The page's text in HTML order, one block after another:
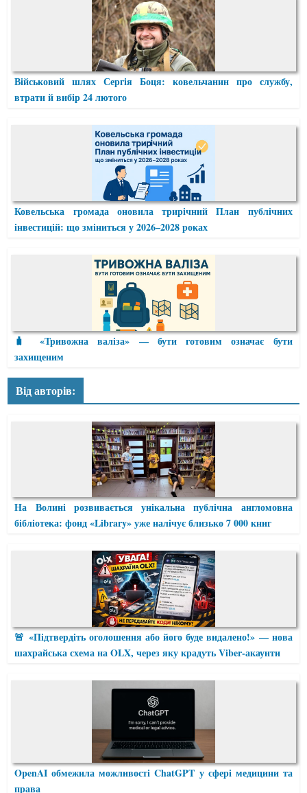
Військовий шлях Сергія Боця: ковельчанин про службу,
втрати й вибір 24 лютого
Ковельська громада оновила трирічний План публічних
інвестицій: що зміниться у 2026–2028 роках
🧳 «Тривожна валіза» — бути готовим означає бути
захищеним
Від авторів:
На Волині розвивається унікальна публічна англомовна
бібліотека: фонд «Library» уже налічує близько 7 000 книг
🚨 «Підтвердіть оголошення або його буде видалено!» — нова
шахрайська схема на OLX, через яку крадуть Viber-акаунти
OpenAI обмежила можливості ChatGPT у сфері медицини та
права